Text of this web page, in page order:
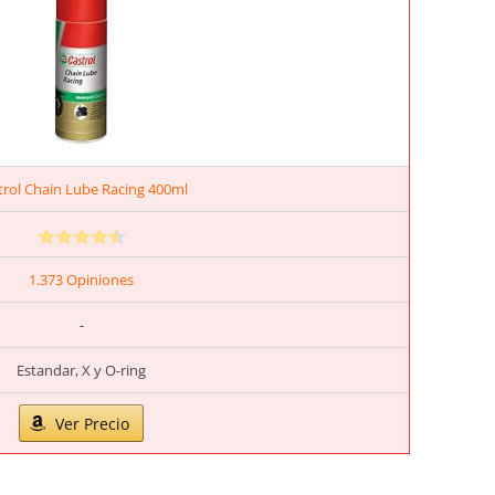
Chain Lube Racing 400ml
1.373 Opiniones
-
Estandar, X y O-ring
Ver Precio